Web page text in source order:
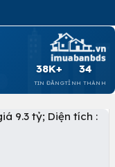
38K+
TIN ĐĂNG
34
TỈNH THÀNH